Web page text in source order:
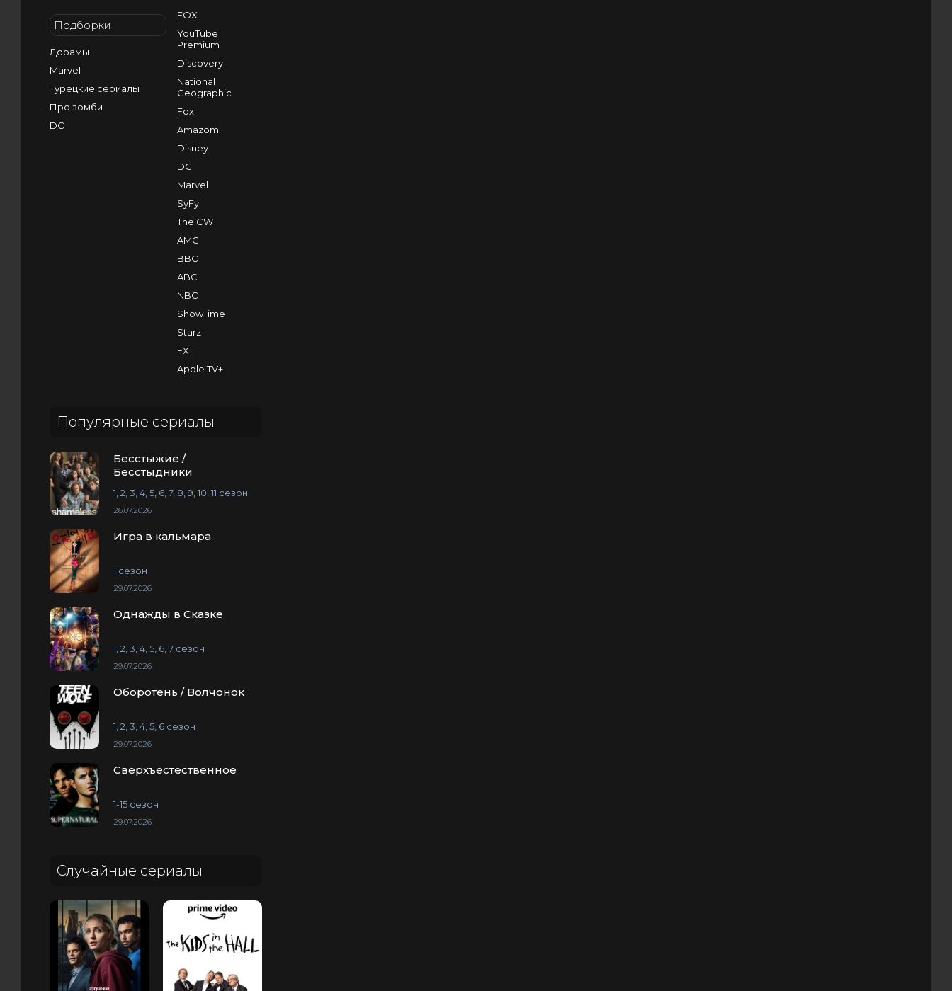
Подборки
Дорамы
Marvel
Турецкие сериалы
Про зомби
DC
FOX
YouTube
Premium
Discovery
National
Geographic
Fox
Amazom
Disney
DC
Marvel
SyFy
The CW
AMC
BBC
ABC
NBC
ShowTime
Starz
FX
Apple TV+
Популярные сериалы
Бесстыжие /
Бесстыдники
1, 2, 3, 4, 5, 6, 7, 8, 9, 10, 11 сезон
26.07.2026
Игра в кальмара
1 сезон
29.07.2026
Однажды в Сказке
1, 2, 3, 4, 5, 6, 7 сезон
29.07.2026
Оборотень / Волчонок
1, 2, 3, 4, 5, 6 сезон
29.07.2026
Сверхъестественное
1-15 сезон
29.07.2026
Случайные сериалы